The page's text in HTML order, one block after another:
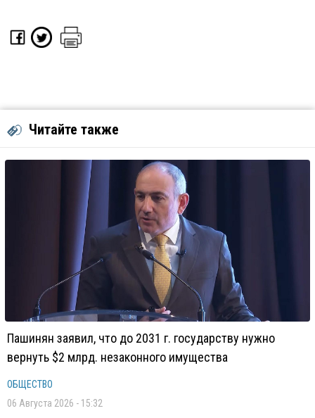
Читайте также
Пашинян заявил, что до 2031 г. государству нужно
вернуть $2 млрд. незаконного имущества
ОБЩЕСТВО
06 Августа 2026 - 15:32